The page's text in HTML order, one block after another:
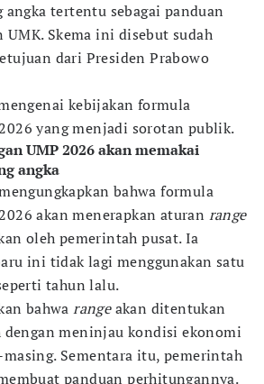
angka tertentu sebagai panduan
UMK. Skema ini disebut sudah
dari Presiden Prabowo
kebijakan formula
yang menjadi sorotan publik.
UMP 2026 akan memakai
angka
bahwa formula
akan menerapkan aturan range
oleh pemerintah pusat. Ia
ini tidak lagi menggunakan satu
tahun lalu.
bahwarangeakan ditentukan
dengan meninjau kondisi ekonomi
Sementara itu, pemerintah
panduan perhitungannya.